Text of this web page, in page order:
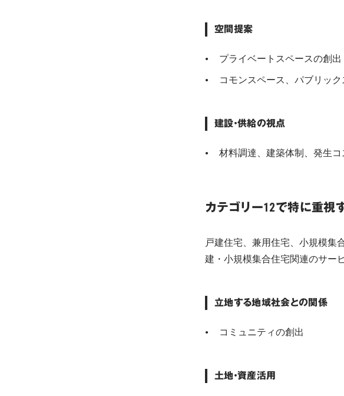
空間提案
プライベートスペースの創出
コモンスペース、パブリッ
建設・供給の視点
材料調達、建築体制、発生
カテゴリー12で特に重視
戸建住宅、兼用住宅、小規模集
建・小規模集合住宅関連のサー
立地する地域社会との関係
コミュニティの創出
土地・資産活用